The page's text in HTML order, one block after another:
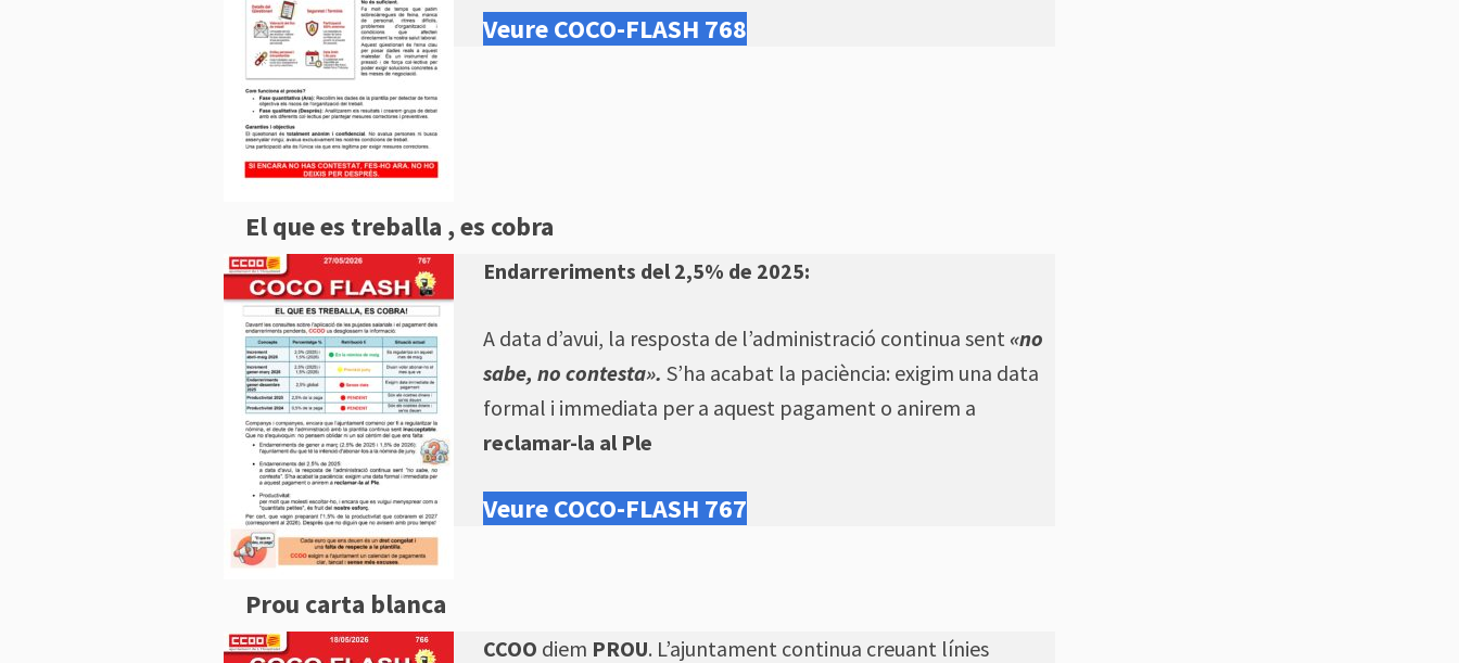
Veure COCO-FLASH 768
El que es treballa , es cobra
Endarreriments del 2,5% de 2025:
A data d’avui, la resposta de l’administració continua sent «no
sabe, no contesta». S’ha acabat la paciència: exigim una data
formal i immediata per a aquest pagament o anirem a
reclamar-la al Ple
Veure COCO-FLASH 767
Prou carta blanca
CCOO diem PROU. L’ajuntament continua creuant línies